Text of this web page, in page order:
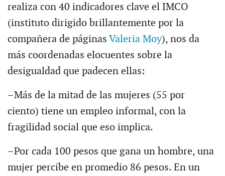
realiza con 40 indicadores clave el IMCO
(instituto dirigido brillantemente por la
compañera de páginas Valeria Moy), nos da
más coordenadas elocuentes sobre la
desigualdad que padecen ellas:
–Más de la mitad de las mujeres (55 por
ciento) tiene un empleo informal, con la
fragilidad social que eso implica.
–Por cada 100 pesos que gana un hombre, una
mujer percibe en promedio 86 pesos. En un